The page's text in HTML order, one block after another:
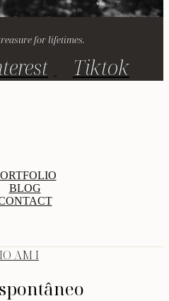
for lifetimes.
Tiktok
BLOG
AM I